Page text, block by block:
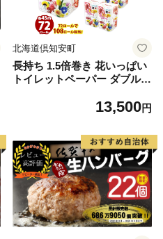
北海道倶知安町
長持ち 1.5倍巻き 花いっぱい
トイレットペーパー ダブル 4
プリント ハーブ 香り付き 日
品 備蓄 送料無料 北海道 倶知
安町 日用品
13,500円